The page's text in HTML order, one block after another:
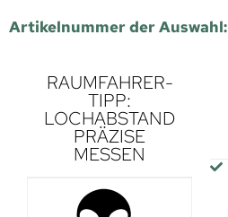
Artikelnummer der Auswahl:
RAUMFAHRER-
TIPP:
LOCHABSTAND
PRÄZISE
MESSEN